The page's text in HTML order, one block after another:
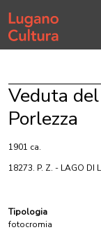
Home page
Veduta
Porlezza
1901 ca.
18273. P. Z. - LAGO DI
Tipologia
fotocromia